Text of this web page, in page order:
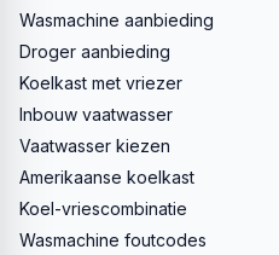
Wasmachine aanbieding
Droger aanbieding
Koelkast met vriezer
Inbouw vaatwasser
Vaatwasser kiezen
Amerikaanse koelkast
Koel-vriescombinatie
Wasmachine foutcodes